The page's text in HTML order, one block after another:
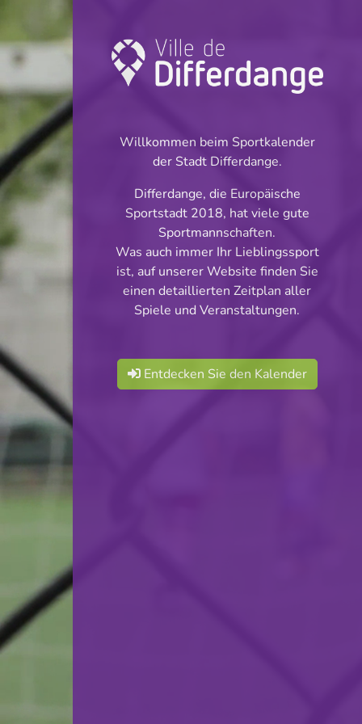
Turnier: Football
INFOS
25.02.2024
14:00
Stade Municipal (Terrain synthétique)
Teilen
Cadets Cl 2 S 2
Phase 3
Willkommen beim Sportkalender
der Stadt Differdange.
Differdange, die Europäische
Sportstadt 2018, hat viele gute
Sportmannschaften.
Was auch immer Ihr Lieblingssport
ist, auf unserer Website finden Sie
einen detaillierten Zeitplan aller
Spiele und Veranstaltungen.
Entdecken Sie den Kalender